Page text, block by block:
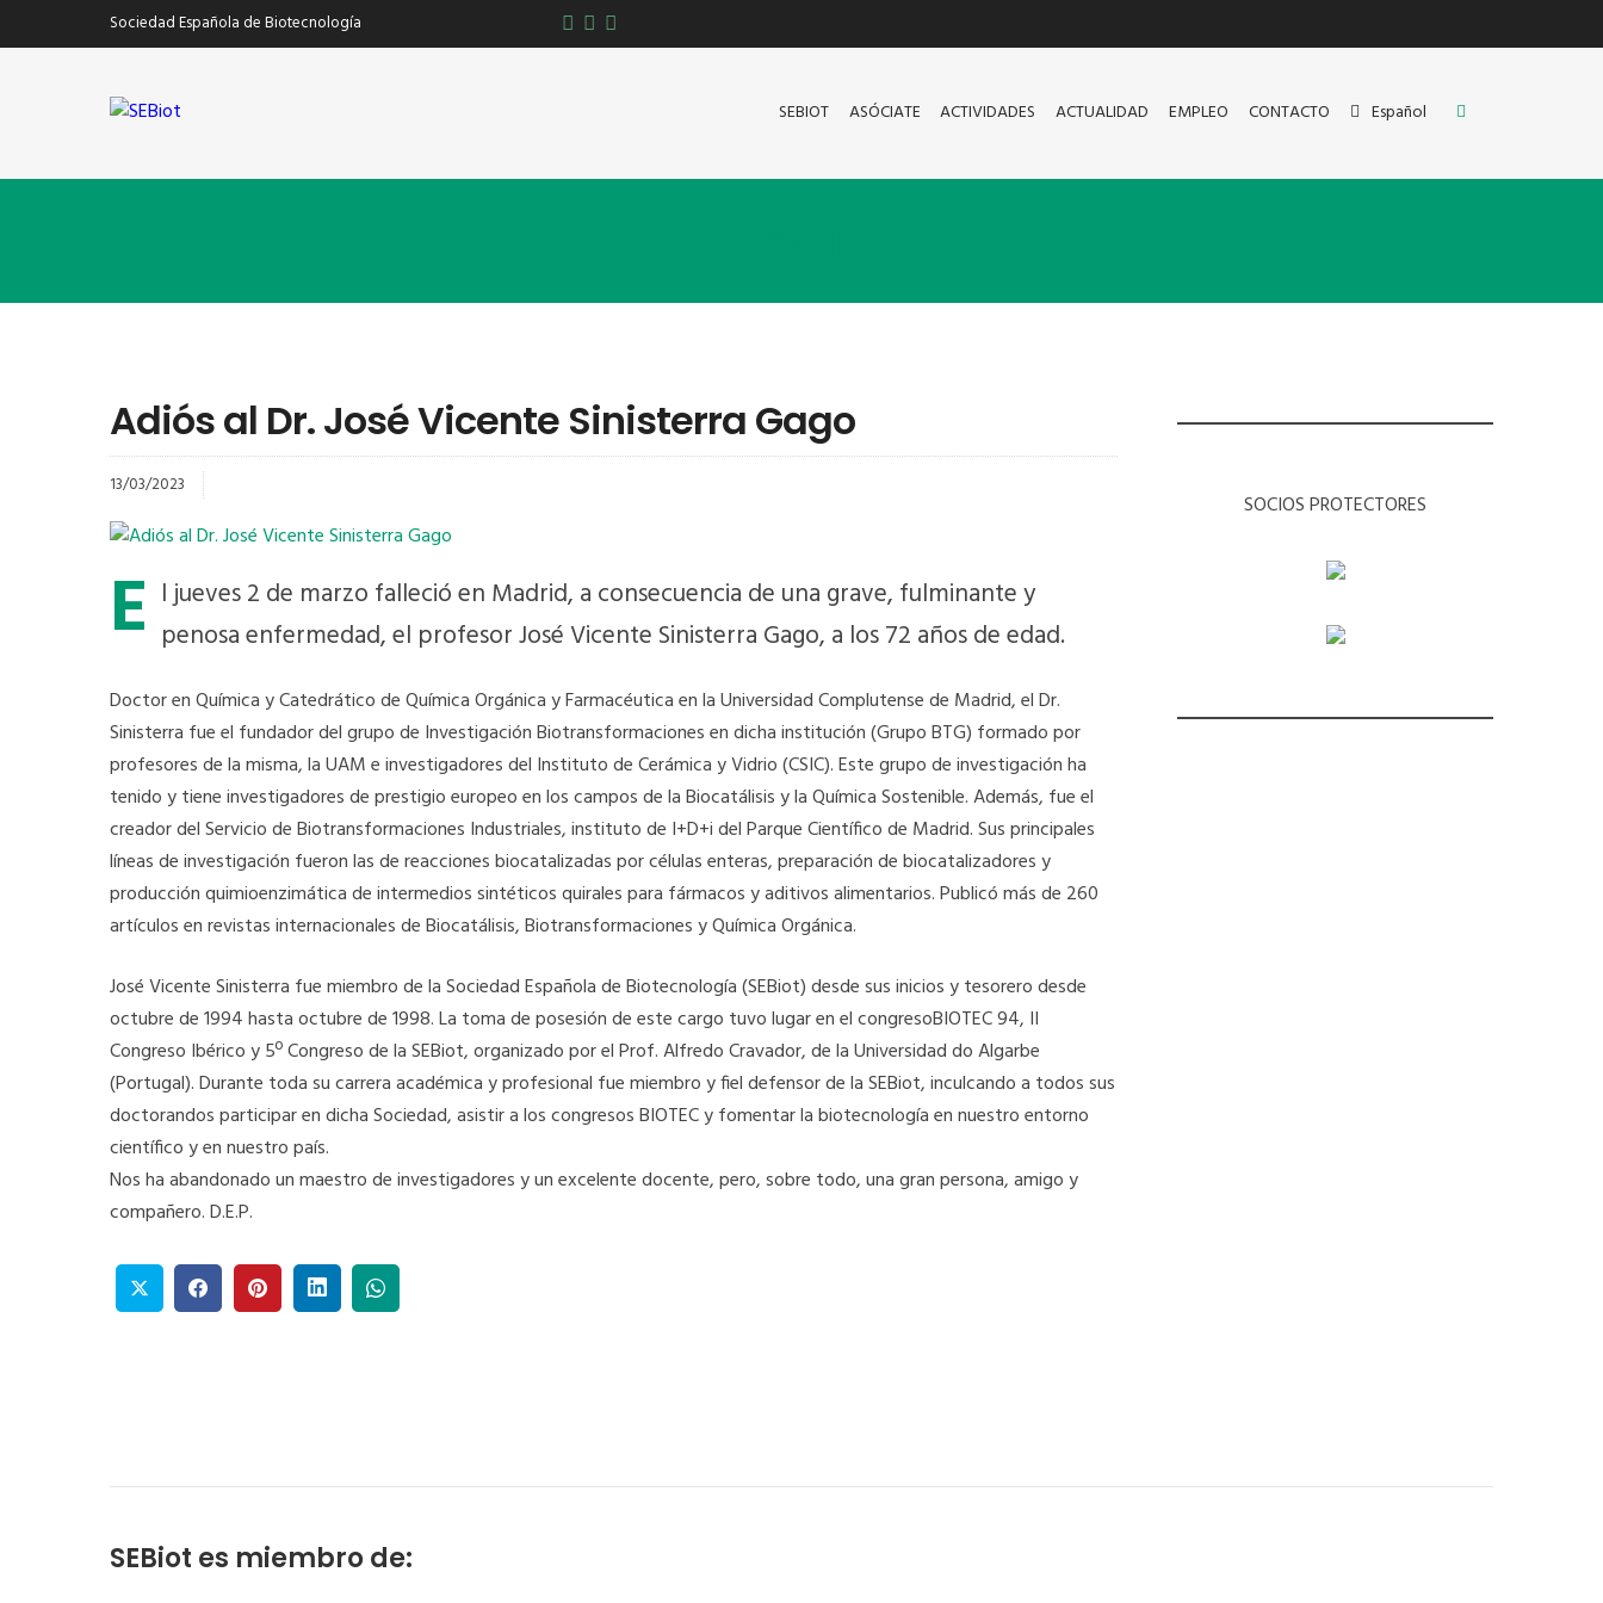
Sociedad Española de Biotecnología
SEBIOT ASÓCIATE ACTIVIDADES ACTUALIDAD EMPLEO CONTACTO Español
Adiós al Dr. José Vicente Sinisterra Gago
13/03/2023
E l jueves 2 de marzo falleció en Madrid, a consecuencia de una grave, fulminante y
penosa enfermedad, el profesor José Vicente Sinisterra Gago, a los 72 años de edad.
Doctor en Química y Catedrático de Química Orgánica y Farmacéutica en la Universidad Complutense de Madrid, el Dr.
Sinisterra fue el fundador del grupo de Investigación Biotransformaciones en dicha institución (Grupo BTG) formado por
profesores de la misma, la UAM e investigadores del Instituto de Cerámica y Vidrio (CSIC). Este grupo de investigación ha
tenido y tiene investigadores de prestigio europeo en los campos de la Biocatálisis y la Química Sostenible. Además, fue el
creador del Servicio de Biotransformaciones Industriales, instituto de I+D+i del Parque Científico de Madrid. Sus principales
líneas de investigación fueron las de reacciones biocatalizadas por células enteras, preparación de biocatalizadores y
producción quimioenzimática de intermedios sintéticos quirales para fármacos y aditivos alimentarios. Publicó más de 260
artículos en revistas internacionales de Biocatálisis, Biotransformaciones y Química Orgánica.
José Vicente Sinisterra fue miembro de la Sociedad Española de Biotecnología (SEBiot) desde sus inicios y tesorero desde
octubre de 1994 hasta octubre de 1998. La toma de posesión de este cargo tuvo lugar en el congresoBIOTEC 94, II
Congreso Ibérico y 5º Congreso de la SEBiot, organizado por el Prof. Alfredo Cravador, de la Universidad do Algarbe
(Portugal). Durante toda su carrera académica y profesional fue miembro y fiel defensor de la SEBiot, inculcando a todos sus
doctorandos participar en dicha Sociedad, asistir a los congresos BIOTEC y fomentar la biotecnología en nuestro entorno
científico y en nuestro país.
Nos ha abandonado un maestro de investigadores y un excelente docente, pero, sobre todo, una gran persona, amigo y
compañero. D.E.P.
SOCIOS PROTECTORES
SEBiot es miembro de: